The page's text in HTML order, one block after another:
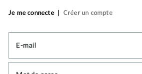
Je me connecte Créer un compte
E-mail